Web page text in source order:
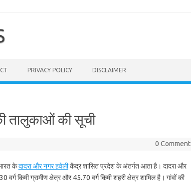
PRIVACY POLICY DISCLAIMER
तालुकाओं की सूची
0 Comment
केदादरा और नगर हवेलीकेंद्र शासित प्रदेश के अंतर्गत आता है। दादरा और
किमी ग्रामीण क्षेत्र और 45.70 वर्ग किमी शहरी क्षेत्र शामिल है। गांवों की